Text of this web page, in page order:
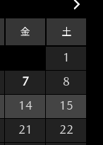
金 土
1
7
8
14
15
21
22